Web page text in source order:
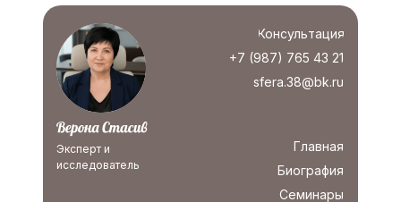
Эксперт и
исследователь
Главная
Биография
Семинары
Консультация
+7 (987) 765 43 21
sfera.38@bk.ru